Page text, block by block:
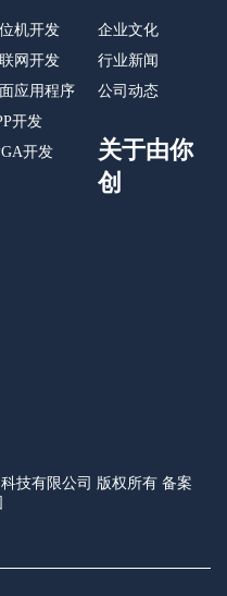
机开发
网开发
应用程序
开发
开发
企业文化
行业新闻
公司动态
关于由你
创
技有限公司 版权所有 备案